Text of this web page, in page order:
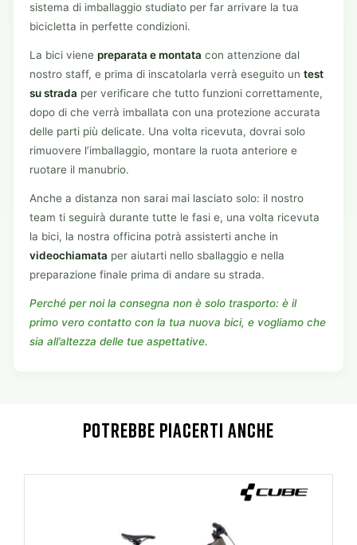
sistema di imballaggio studiato per far arrivare la tua
bicicletta in perfette condizioni.
La bici viene preparata e montata con attenzione dal
nostro staff, e prima di inscatolarla verrà eseguito un test
su strada per verificare che tutto funzioni correttamente,
dopo di che verrà imballata con una protezione accurata
delle parti più delicate. Una volta ricevuta, dovrai solo
rimuovere l’imballaggio, montare la ruota anteriore e
ruotare il manubrio.
Anche a distanza non sarai mai lasciato solo: il nostro
team ti seguirà durante tutte le fasi e, una volta ricevuta
la bici, la nostra officina potrà assisterti anche in
videochiamata per aiutarti nello sballaggio e nella
preparazione finale prima di andare su strada.
Perché per noi la consegna non è solo trasporto: è il
primo vero contatto con la tua nuova bici, e vogliamo che
sia all’altezza delle tue aspettative.
POTREBBE PIACERTI ANCHE